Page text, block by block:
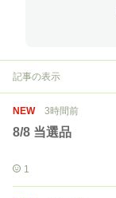
記事の表示
NEW 3時間前
8/8 当選品
1